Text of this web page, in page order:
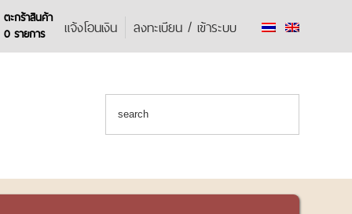
ลงทะเบียน / เข้าระบบ
แจ้งโอนเงิน
ตะกร้าสินค้า
0 รายการ